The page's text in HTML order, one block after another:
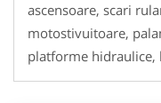
ascensoare, scari
motostivuitoare,
platforme hidraulice,